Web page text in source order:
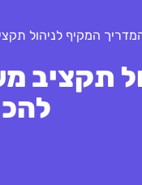
המקיף לניהול
תקציב